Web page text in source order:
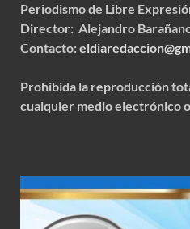
Periodismo de Libre
Director: Alejandro Barañano
Contacto:
Prohibida la reproducción
cualquier medio electrónico